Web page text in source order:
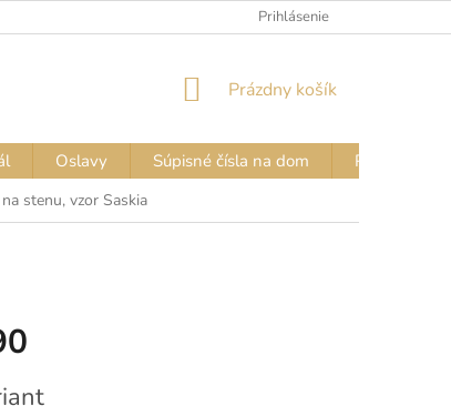
VZORKOVNÍK FARIEB – NÁPISY NA TRIČKÁ
Prihlásenie
NÁKUPNÝ
Prázdny košík
Oslavy Súpisné čísla na dom Pozor PES -
stenu, vzor Saskia